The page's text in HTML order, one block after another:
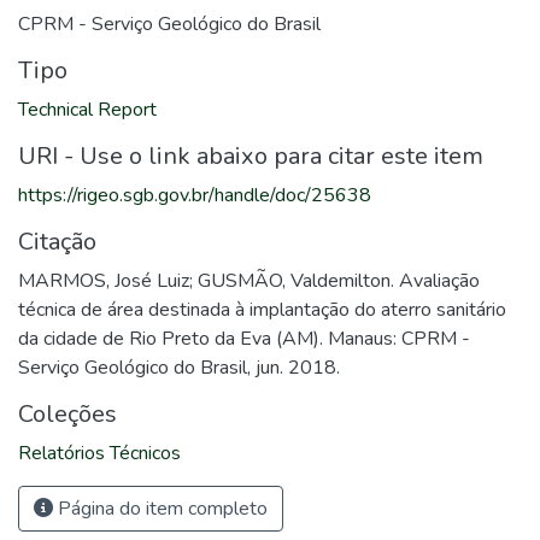
CPRM - Serviço Geológico do Brasil
Tipo
Technical Report
URI - Use o link abaixo para citar este item
https://rigeo.sgb.gov.br/handle/doc/25638
Citação
MARMOS, José Luiz; GUSMÃO, Valdemilton. Avaliação
técnica de área destinada à implantação do aterro sanitário
da cidade de Rio Preto da Eva (AM). Manaus: CPRM -
Serviço Geológico do Brasil, jun. 2018.
Coleções
Relatórios Técnicos
Página do item completo